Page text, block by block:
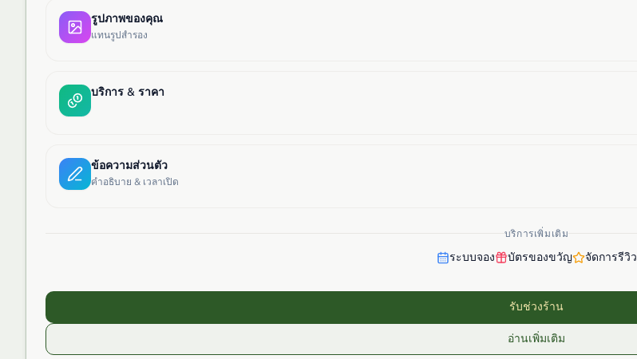
รูปภาพของคุณ
แทนรูปสำรอง
บริการ & ราคา
ข้อความส่วนตัว
คำอธิบาย & เวลาเปิด
บริการเพิ่มเติม
ระบบจอง บัตรของขวัญ จัดการรีวิว
รับช่วงร้าน
อ่านเพิ่มเติม